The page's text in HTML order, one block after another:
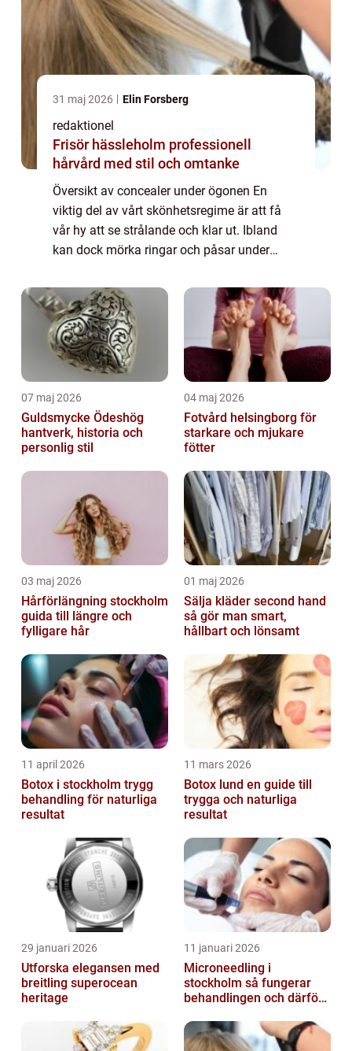
31 maj 2026 Elin Forsberg
redaktionel
Frisör hässleholm professionell
hårvård med stil och omtanke
Översikt av concealer under ögonen En
viktig del av vårt skönhetsregime är att få
vår hy att se strålande och klar ut. Ibland
kan dock mörka ringar och påsar under
ut. Här kommer concealer under ögonen till
...
07 maj 2026
Guldsmycke Ödeshög
hantverk, historia och
personlig stil
04 maj 2026
Fotvård helsingborg för
starkare och mjukare
fötter
03 maj 2026
Hårförlängning stockholm
guida till längre och
fylligare hår
01 maj 2026
Sälja kläder second hand
så gör man smart,
hållbart och lönsamt
11 april 2026
Botox i stockholm trygg
behandling för naturliga
resultat
11 mars 2026
Botox lund en guide till
trygga och naturliga
resultat
29 januari 2026
Utforska elegansen med
breitling superocean
heritage
11 januari 2026
Microneedling i
stockholm så fungerar
behandlingen och därför